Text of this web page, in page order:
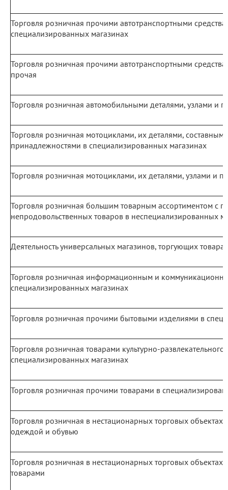
Торговля розничная прочими автотранспортными
специализированных магазинах
Торговля розничная прочими автотранспортными
прочая
Торговля розничная автомобильными деталями, узлами и
Торговля розничная мотоциклами, их деталями,
принадлежностями в специализированных магазинах
Торговля розничная мотоциклами, их деталями, узлами и
Торговля розничная большим товарным ассортиментом с
непродовольственных товаров в неспециализированных
Деятельность универсальных магазинов, торгующих
Торговля розничная информационным и
специализированных магазинах
Торговля розничная прочими бытовыми изделиями в
Торговля розничная товарами культурно-
специализированных магазинах
Торговля розничная прочими товарами в
Торговля розничная в нестационарных торговых объектах
одеждой и обувью
Торговля розничная в нестационарных торговых
товарами